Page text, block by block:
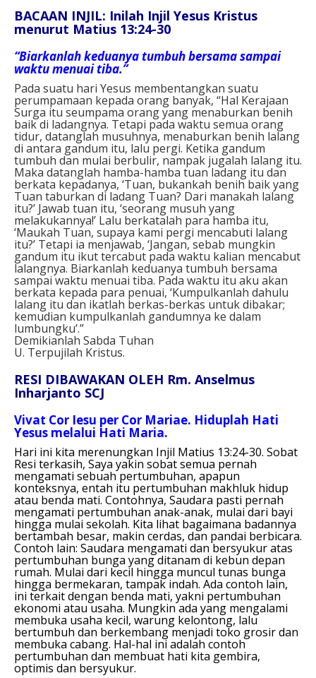
BACAAN INJIL: Inilah Injil Yesus Kristus
menurut Matius 13:24-30
“Biarkanlah keduanya tumbuh bersama sampai
waktu menuai tiba.”
Pada suatu hari Yesus membentangkan suatu
perumpamaan kepada orang banyak, “Hal Kerajaan
Surga itu seumpama orang yang menaburkan benih
baik di ladangnya. Tetapi pada waktu semua orang
tidur, datanglah musuhnya, menaburkan benih lalang
di antara gandum itu, lalu pergi. Ketika gandum
tumbuh dan mulai berbulir, nampak jugalah lalang itu.
Maka datanglah hamba-hamba tuan ladang itu dan
berkata kepadanya, ‘Tuan, bukankah benih baik yang
Tuan taburkan di ladang Tuan? Dari manakah lalang
itu?’ Jawab tuan itu, ‘seorang musuh yang
melakukannya!’ Lalu berkatalah para hamba itu,
‘Maukah Tuan, supaya kami pergi mencabuti lalang
itu?’ Tetapi ia menjawab, ‘Jangan, sebab mungkin
gandum itu ikut tercabut pada waktu kalian mencabut
lalangnya. Biarkanlah keduanya tumbuh bersama
sampai waktu menuai tiba. Pada waktu itu aku akan
berkata kepada para penuai, ‘Kumpulkanlah dahulu
lalang itu dan ikatlah berkas-berkas untuk dibakar;
kemudian kumpulkanlah gandumnya ke dalam
lumbungku’.”
Demikianlah Sabda Tuhan
U. Terpujilah Kristus.
RESI DIBAWAKAN OLEH Rm. Anselmus
Inharjanto SCJ
Vivat Cor Iesu per Cor Mariae. Hiduplah Hati
Yesus melalui Hati Maria.
Hari ini kita merenungkan Injil Matius 13:24-30. Sobat
Resi terkasih, Saya yakin sobat semua pernah
mengamati sebuah pertumbuhan, apapun
konteksnya, entah itu pertumbuhan makhluk hidup
atau benda mati. Contohnya, Saudara pasti pernah
mengamati pertumbuhan anak-anak, mulai dari bayi
hingga mulai sekolah. Kita lihat bagaimana badannya
bertambah besar, makin cerdas, dan pandai berbicara.
Contoh lain: Saudara mengamati dan bersyukur atas
pertumbuhan bunga yang ditanam di kebun depan
rumah. Mulai dari kecil hingga muncul tunas bunga
hingga bermekaran, tampak indah. Ada contoh lain,
ini terkait dengan benda mati, yakni pertumbuhan
ekonomi atau usaha. Mungkin ada yang mengalami
membuka usaha kecil, warung kelontong, lalu
bertumbuh dan berkembang menjadi toko grosir dan
membuka cabang. Hal-hal ini adalah contoh
pertumbuhan dan membuat hati kita gembira,
optimis dan bersyukur.